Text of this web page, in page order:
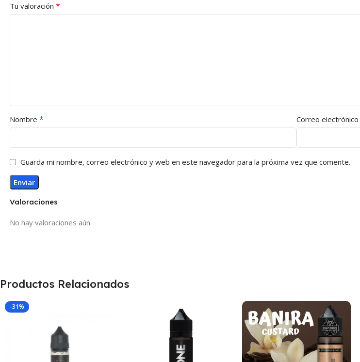
Valoraciones
No hay valoraciones aún.
Tu valoración *
Nombre * Correo electrónico
Guarda mi nombre, correo electrónico y web en este navegador para la próxima vez que comente.
Productos Relacionados
-31%